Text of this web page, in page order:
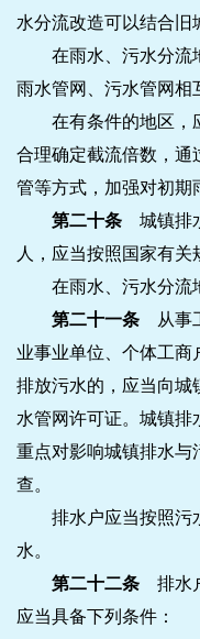
水分流改造可以结合旧
在雨水、污水分流
雨水管网、污水管网相
在有条件的地区，应
合理确定截流倍数，通
管等方式，加强对初期
第二十条 城镇排
人，应当按照国家有关
在雨水、污水分流地
第二十一条 从事
业事业单位、个体工
排放污水的，应当向城
水管网许可证。城镇排
重点对影响城镇排水与
查。
排水户应当按照污
水。
第二十二条 排水
应当具备下列条件：